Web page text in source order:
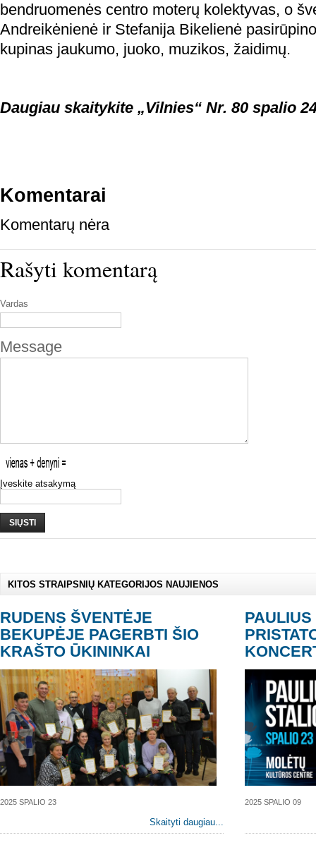
bendruomenės centro moterų kolektyvas, o
Andreikėnienė ir Stefanija Bikelienė
kupinas jaukumo, juoko, muzikos, žaidimų.
Daugiau skaitykite „Vilnies“ Nr. 80 spalio
Komentarai
Komentarų nėra
Rašyti komentarą
Vardas
Message
Įveskite atsakymą
SIŲSTI
KITOS STRAIPSNIŲ KATEGORIJOS NAUJIENOS
RUDENS ŠVENTĖJE
BEKUPĖJE PAGERBTI ŠIO
KRAŠTO ŪKININKAI
2025 SPALIO 23
Skaityti daugiau...
2025 SPALIO 09